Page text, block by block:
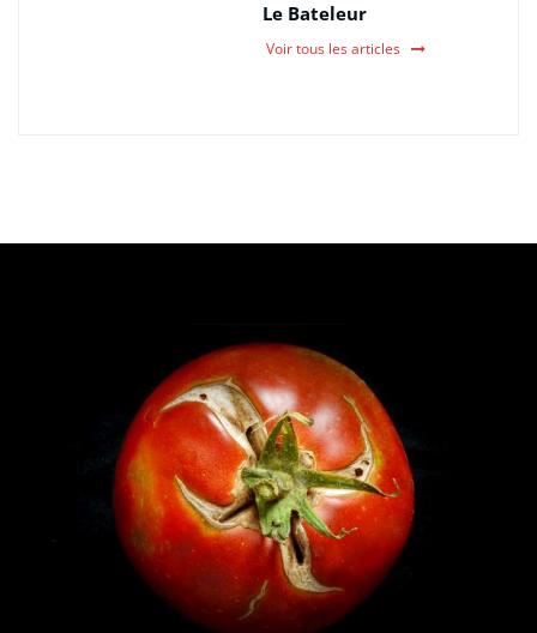
Le Bateleur
Voir tous les articles